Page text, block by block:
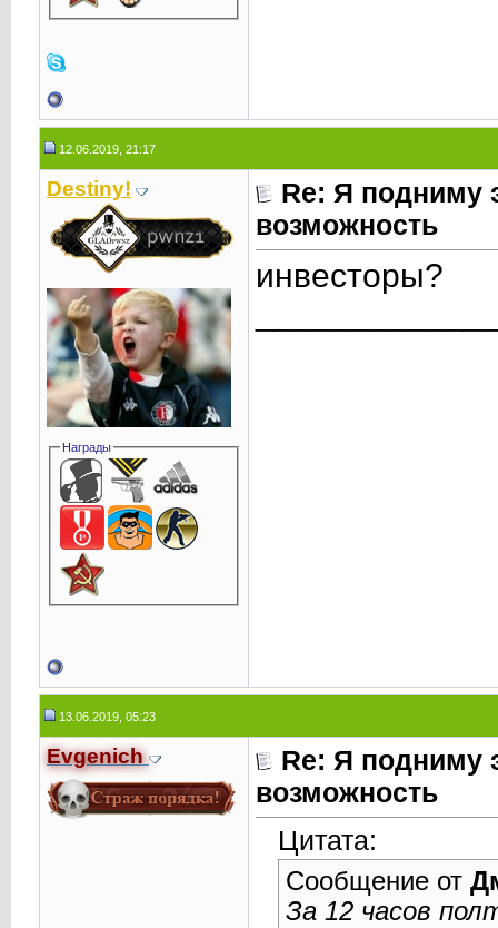
12.06.2019, 21:17
Destiny!
Награды
Re: Я подниму
возможность
инвесторы?
13.06.2019, 05:23
Evgenich
Re: Я подниму
возможность
Цитата:
Сообщение от
За 12 часов